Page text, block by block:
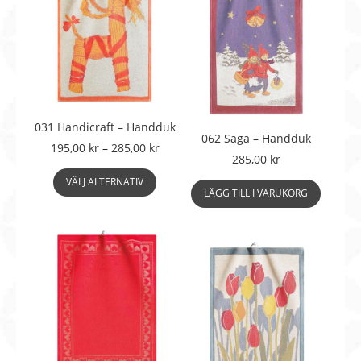
031 Handicraft – Handduk
195,00 kr – 285,00 krPrisintervall:
285,00 kr
VÄLJ ALTERNATIV
här
produkten
flera
alternativen
062 Saga – Handduk
285,00 kr
LÄGG TILL I VARUKORG